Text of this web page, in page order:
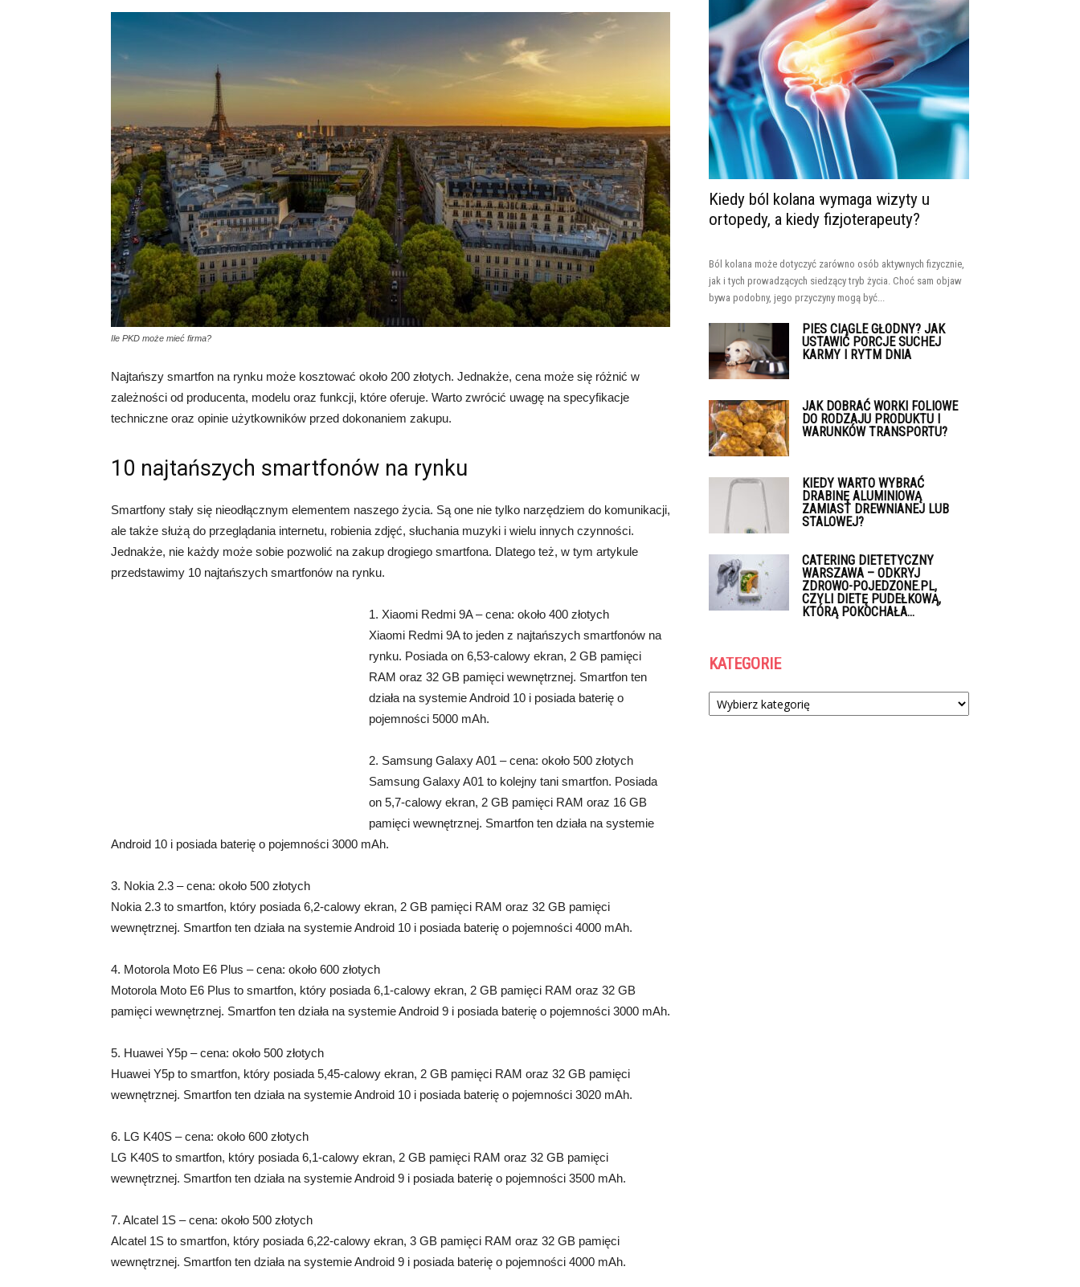
Ile PKD może mieć firma?
Najtańszy smartfon na rynku może kosztować około 200 złotych. Jednakże, cena może się różnić w
zależności od producenta, modelu oraz funkcji, które oferuje. Warto zwrócić uwagę na specyfikacje
techniczne oraz opinie użytkowników przed dokonaniem zakupu.
10 najtańszych smartfonów na rynku
Smartfony stały się nieodłącznym elementem naszego życia. Są one nie tylko narzędziem do komunikacji,
ale także służą do przeglądania internetu, robienia zdjęć, słuchania muzyki i wielu innych czynności.
Jednakże, nie każdy może sobie pozwolić na zakup drogiego smartfona. Dlatego też, w tym artykule
przedstawimy 10 najtańszych smartfonów na rynku.
1. Xiaomi Redmi 9A – cena: około 400 złotych
Xiaomi Redmi 9A to jeden z najtańszych smartfonów na
rynku. Posiada on 6,53-calowy ekran, 2 GB pamięci
RAM oraz 32 GB pamięci wewnętrznej. Smartfon ten
działa na systemie Android 10 i posiada baterię o
pojemności 5000 mAh.
2. Samsung Galaxy A01 – cena: około 500 złotych
Samsung Galaxy A01 to kolejny tani smartfon. Posiada
on 5,7-calowy ekran, 2 GB pamięci RAM oraz 16 GB
pamięci wewnętrznej. Smartfon ten działa na systemie
Android 10 i posiada baterię o pojemności 3000 mAh.
3. Nokia 2.3 – cena: około 500 złotych
Nokia 2.3 to smartfon, który posiada 6,2-calowy ekran, 2 GB pamięci RAM oraz 32 GB pamięci
wewnętrznej. Smartfon ten działa na systemie Android 10 i posiada baterię o pojemności 4000 mAh.
4. Motorola Moto E6 Plus – cena: około 600 złotych
Motorola Moto E6 Plus to smartfon, który posiada 6,1-calowy ekran, 2 GB pamięci RAM oraz 32 GB
pamięci wewnętrznej. Smartfon ten działa na systemie Android 9 i posiada baterię o pojemności 3000 mAh.
5. Huawei Y5p – cena: około 500 złotych
Huawei Y5p to smartfon, który posiada 5,45-calowy ekran, 2 GB pamięci RAM oraz 32 GB pamięci
wewnętrznej. Smartfon ten działa na systemie Android 10 i posiada baterię o pojemności 3020 mAh.
6. LG K40S – cena: około 600 złotych
LG K40S to smartfon, który posiada 6,1-calowy ekran, 2 GB pamięci RAM oraz 32 GB pamięci
wewnętrznej. Smartfon ten działa na systemie Android 9 i posiada baterię o pojemności 3500 mAh.
7. Alcatel 1S – cena: około 500 złotych
Alcatel 1S to smartfon, który posiada 6,22-calowy ekran, 3 GB pamięci RAM oraz 32 GB pamięci
wewnętrznej. Smartfon ten działa na systemie Android 9 i posiada baterię o pojemności 4000 mAh.
Kiedy ból kolana wymaga wizyty u
ortopedy, a kiedy fizjoterapeuty?
Ból kolana może dotyczyć zarówno osób aktywnych fizycznie,
jak i tych prowadzących siedzący tryb życia. Choć sam objaw
bywa podobny, jego przyczyny mogą być...
PIES CIĄGLE GŁODNY? JAK
USTAWIĆ PORCJE SUCHEJ
KARMY I RYTM DNIA
JAK DOBRAĆ WORKI FOLIOWE
DO RODZAJU PRODUKTU I
WARUNKÓW TRANSPORTU?
KIEDY WARTO WYBRAĆ
DRABINĘ ALUMINIOWĄ
ZAMIAST DREWNIANEJ LUB
STALOWEJ?
CATERING DIETETYCZNY
WARSZAWA – ODKRYJ
ZDROWO-POJEDZONE.PL,
CZYLI DIETĘ PUDEŁKOWĄ,
KTÓRĄ POKOCHAŁA...
KATEGORIE
Kategorie